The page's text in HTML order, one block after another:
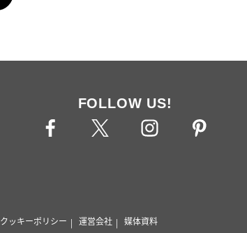
FOLLOW US!
クッキーポリシー 運営会社 媒体資料